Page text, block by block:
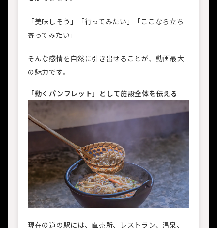
「美味しそう」「行ってみたい」「ここなら立ち
寄ってみたい」
そんな感情を自然に引き出せることが、動画最大
の魅力です。
「動くパンフレット」として施設全体を伝える
現在の道の駅には、直売所、レストラン、温泉、